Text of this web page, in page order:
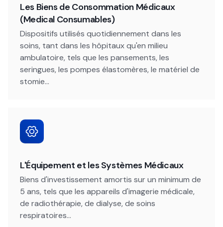
Les Biens de Consommation Médicaux
(Medical Consumables)
Dispositifs utilisés quotidiennement dans les
soins, tant dans les hôpitaux qu'en milieu
ambulatoire, tels que les pansements, les
seringues, les pompes élastomères, le matériel de
stomie...
L'Équipement et les Systèmes Médicaux
Biens d'investissement amortis sur un minimum de
5 ans, tels que les appareils d'imagerie médicale,
de radiothérapie, de dialyse, de soins
respiratoires...